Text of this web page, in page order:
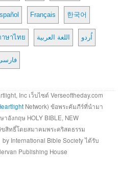
Français 한국어
าษาไทย اللغة العربية اُردو
Inc เว็บไซต์ Verseoftheday.com
Network) ข้อพระคัมภีร์ที่นำมา
อังกฤษ HOLY BIBLE, NEW
ขสิทธิ์โดยสมาคมพระคริสตธรรม
International Bible Society ได้รับ
Publishing House